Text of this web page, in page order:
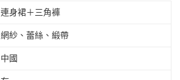
連身裙＋三角褲
網紗、蕾絲、緞帶
中國